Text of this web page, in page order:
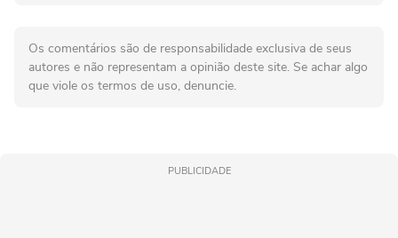
Os comentários são de responsabilidade exclusiva de seus
autores e não representam a opinião deste site. Se achar algo
que viole os termos de uso, denuncie.
PUBLICIDADE